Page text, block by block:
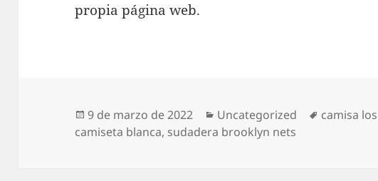
propia página web.
Publicado
el
9 de marzo de 2022 Categorías
Uncategorized Etiquetas
camisa
camiseta blanca, sudadera brooklyn nets